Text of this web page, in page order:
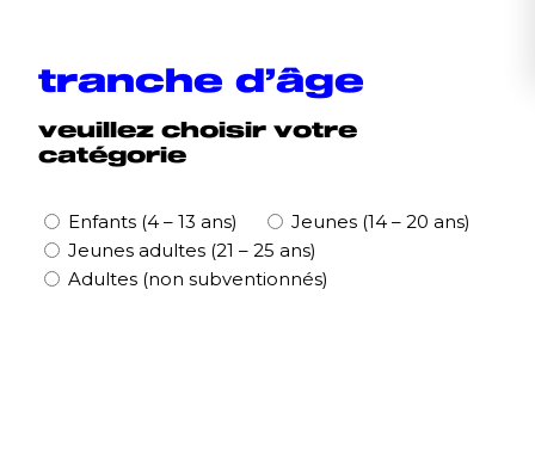
tranche d’âge
veuillez choisir votre
catégorie
Tranche
d'âge
(Nécessaire)
Enfants (4 – 13 ans) Jeunes (14 – 20 ans)
Jeunes adultes (21 – 25 ans)
Adultes (non subventionnés)